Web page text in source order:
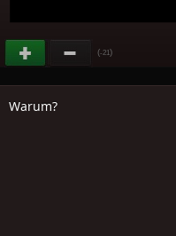
(-21)
Warum?